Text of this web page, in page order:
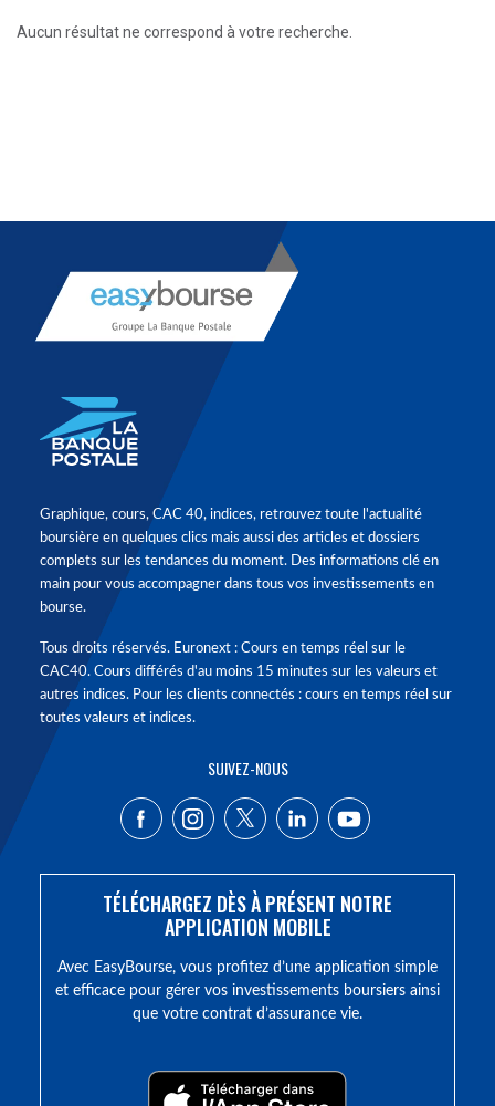
Aucun résultat ne correspond à votre recherche.
Graphique, cours, CAC 40, indices, retrouvez toute l'actualité
boursière en quelques clics mais aussi des articles et dossiers
complets sur les tendances du moment. Des informations clé en
main pour vous accompagner dans tous vos investissements en
bourse.
Tous droits réservés. Euronext : Cours en temps réel sur le
CAC40. Cours différés d'au moins 15 minutes sur les valeurs et
autres indices. Pour les clients connectés : cours en temps réel sur
toutes valeurs et indices.
SUIVEZ-NOUS
TÉLÉCHARGEZ DÈS À PRÉSENT NOTRE
APPLICATION MOBILE
Avec EasyBourse, vous profitez d’une application simple
et efficace pour gérer vos investissements boursiers ainsi
que votre contrat d’assurance vie.